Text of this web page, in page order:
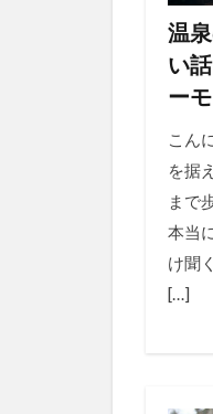
温
い
ー
こん
を据
まで
本当
け聞
[…]